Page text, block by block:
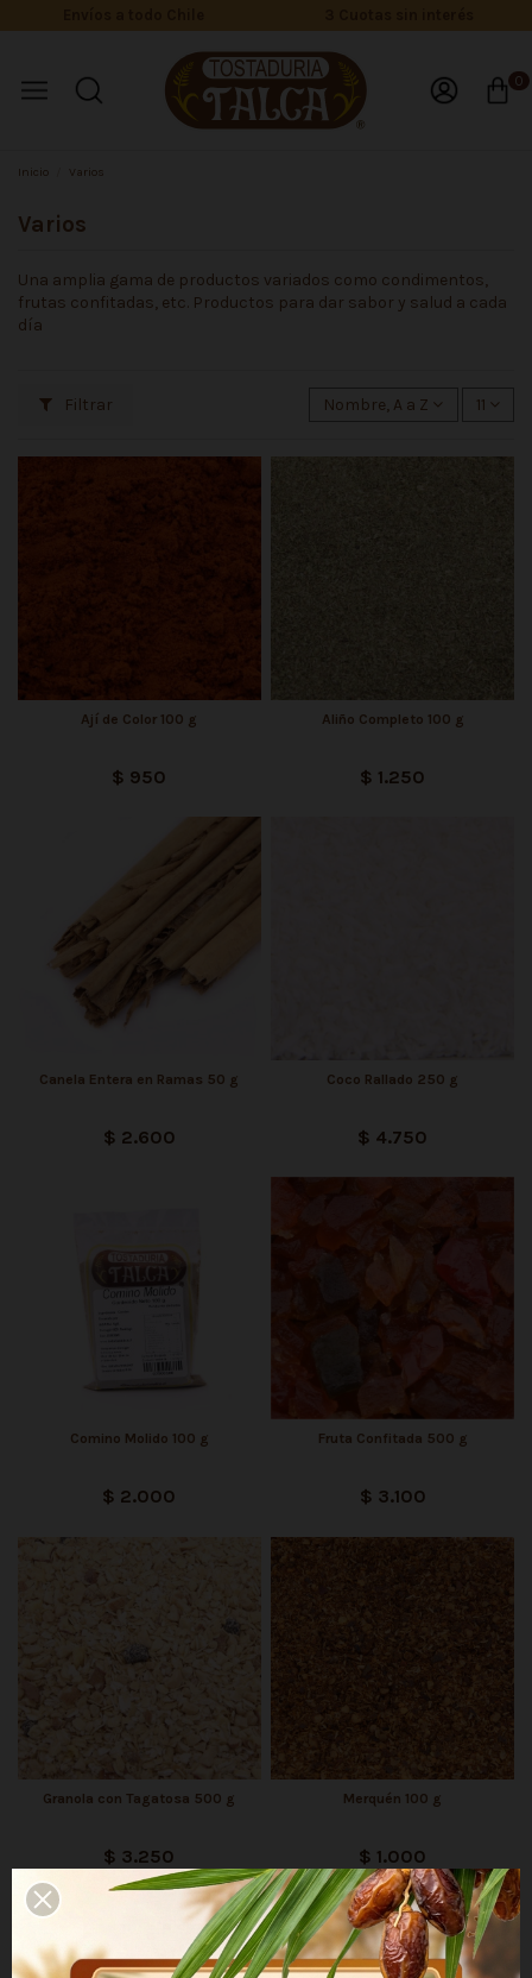
0
Inicio Varios
Varios
Una amplia gama de productos variados como condimentos,
frutas confitadas, etc. Productos para dar sabor y salud a cada
día
Filtrar Nombre, A a Z 11
Ají de Color 100 g
$ 950
Aliño Completo 100 g
$ 1.250
Canela Entera en Ramas 50 g
$ 2.600
Coco Rallado 250 g
$ 4.750
Comino Molido 100 g
$ 2.000
Fruta Confitada 500 g
$ 3.100
Granola con Tagatosa 500 g
$ 3.250
Merquén 100 g
$ 1.000